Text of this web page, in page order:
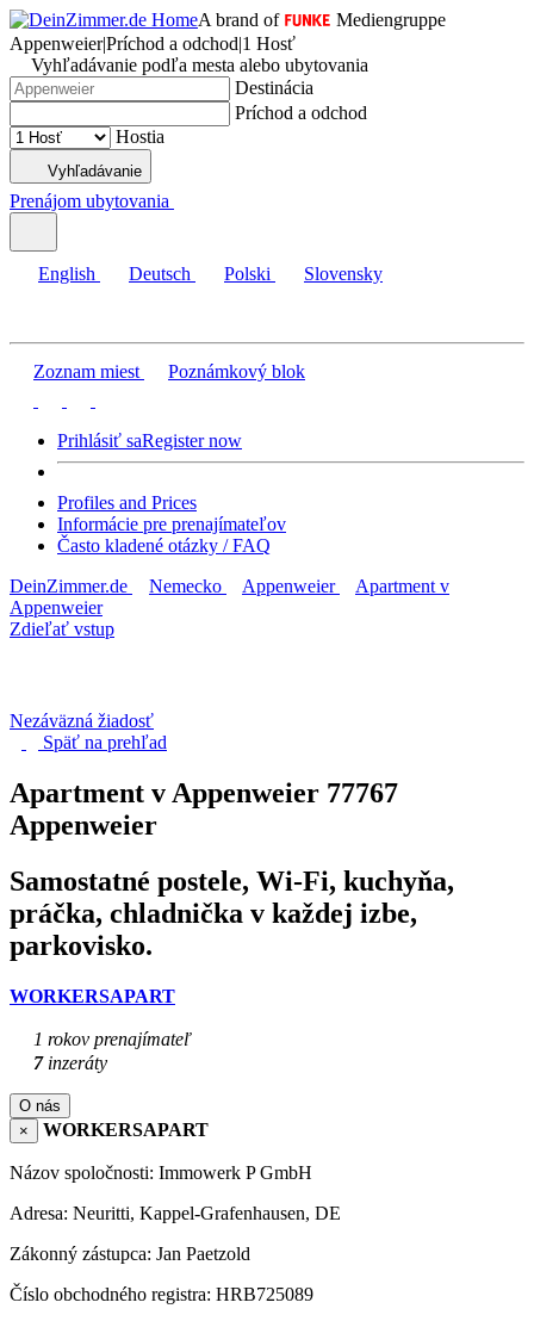
A brand of
Mediengruppe
Appenweier|Príchod a odchod|1 Hosť
Vyhľadávanie podľa mesta alebo ubytovania
Destinácia
Príchod a odchod
Hostia
Vyhľadávanie
Prenájom ubytovania
English Deutsch Polski Slovensky
Zoznam miest Poznámkový blok
Prihlásiť saRegister now
Profiles and Prices
Informácie pre prenajímateľov
Často kladené otázky / FAQ
DeinZimmer.de
Nemecko Appenweier
Apartment v
Appenweier
Zdieľať vstup
Nezáväzná žiadosť
Späť na prehľad
Apartment v Appenweier 77767
Appenweier
Samostatné postele, Wi-Fi, kuchyňa,
práčka, chladnička v každej izbe,
parkovisko.
WORKERSAPART
1 rokov prenajímateľ
7inzeráty
O nás
×
WORKERSAPART
Názov spoločnosti: Immowerk P GmbH
Adresa: Neuritti, Kappel-Grafenhausen, DE
Zákonný zástupca: Jan Paetzold
Číslo obchodného registra: HRB725089